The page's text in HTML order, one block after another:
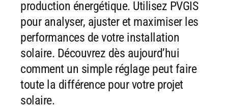
production énergétique. Utilisez PVGIS
pour analyser, ajuster et maximiser les
performances de votre installation
solaire. Découvrez dès aujourd’hui
comment un simple réglage peut faire
toute la différence pour votre projet
solaire.